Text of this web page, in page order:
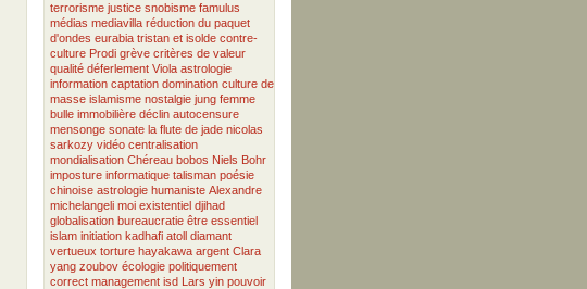
terrorisme justice snobisme famulus
médias mediavilla réduction du paquet
d'ondes eurabia tristan et isolde contre-
culture Prodi grève critères de valeur
qualité déferlement Viola astrologie
information captation domination culture de
masse islamisme nostalgie jung femme
bulle immobilière déclin autocensure
mensonge sonate la flute de jade nicolas
sarkozy vidéo centralisation
mondialisation Chéreau bobos Niels Bohr
imposture informatique talisman poésie
chinoise astrologie humaniste Alexandre
michelangeli moi existentiel djihad
globalisation bureaucratie être essentiel
islam initiation kadhafi atoll diamant
vertueux torture hayakawa argent Clara
yang zoubov écologie politiquement
correct management isd Lars yin pouvoir